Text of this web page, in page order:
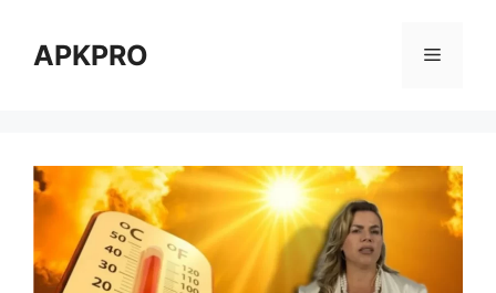
contentAPKPRO Menu